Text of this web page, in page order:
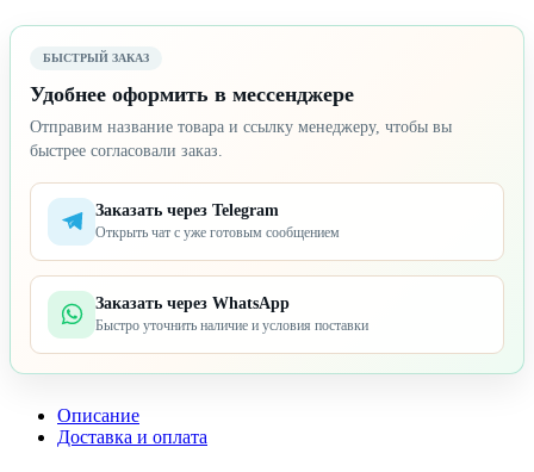
БЫСТРЫЙ ЗАКАЗ
Удобнее оформить в мессенджере
Отправим название товара и ссылку менеджеру, чтобы вы
быстрее согласовали заказ.
Заказать через Telegram
Открыть чат с уже готовым сообщением
Заказать через WhatsApp
Быстро уточнить наличие и условия поставки
Описание
Доставка и оплата